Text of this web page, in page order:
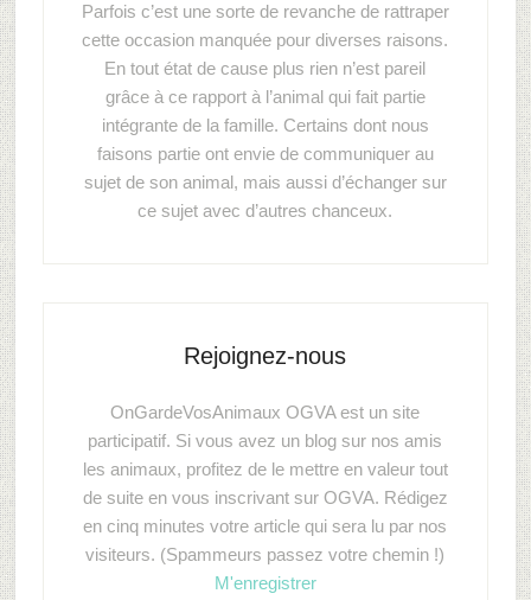
Parfois c’est une sorte de revanche de rattraper
cette occasion manquée pour diverses raisons.
En tout état de cause plus rien n’est pareil
grâce à ce rapport à l’animal qui fait partie
intégrante de la famille. Certains dont nous
faisons partie ont envie de communiquer au
sujet de son animal, mais aussi d’échanger sur
ce sujet avec d’autres chanceux.
Rejoignez-nous
OnGardeVosAnimaux OGVA est un site
participatif. Si vous avez un blog sur nos amis
les animaux, profitez de le mettre en valeur tout
de suite en vous inscrivant sur OGVA. Rédigez
en cinq minutes votre article qui sera lu par nos
visiteurs. (Spammeurs passez votre chemin !)
M'enregistrer